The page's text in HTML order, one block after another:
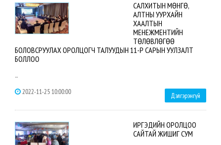
САЛХИТЫН МӨНГӨ,
АЛТНЫ УУРХАЙН
ХААЛТЫН
МЕНЕЖМЕНТИЙН
ТӨЛӨВЛӨГӨӨ
БОЛОВСРУУЛАХ ОРОЛЦОГЧ ТАЛУУДЫН 11-Р САРЫН УУЛЗАЛТ
БОЛЛОО
...
2022-11-25 10:00:00
Дэлгэрэнгүй
ИРГЭДИЙН ОРОЛЦОО
САЙТАЙ ЖИШИГ СУМ